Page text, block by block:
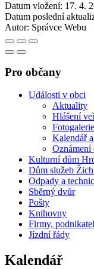
Datum vložení: 17. 4.
Datum poslední
Autor: Správce Webu
Pro občany
Události v obci
Aktuality
Hlášení
Fotogalerie
Kalendář
Oznámení
Kulturní dům
Dům služeb
Odpady a
Sběrný dvůr
Pošty
Knihovny
Firmy,
Jízdní řády
Kalendář